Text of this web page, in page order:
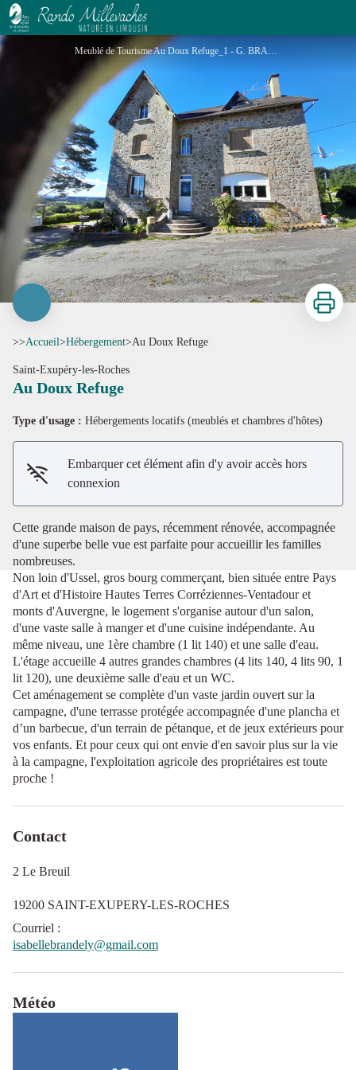
Au Doux Refuge
Meublé de Tourisme Au Doux Refuge_1 - G. BRANDELY
Voir l'image en plein écran
Imprimer
>>Accueil>Hébergement>Au Doux Refuge
Saint-Exupéry-les-Roches
Au Doux Refuge
Type d'usage : Hébergements locatifs (meublés et chambres d'hôtes)
Embarquer cet élément afin d'y avoir accès hors
connexion
Cette grande maison de pays, récemment rénovée, accompagnée
d'une superbe belle vue est parfaite pour accueillir les familles
nombreuses.
Non loin d'Ussel, gros bourg commerçant, bien située entre Pays
d'Art et d'Histoire Hautes Terres Corréziennes-Ventadour et
monts d'Auvergne, le logement s'organise autour d'un salon,
d'une vaste salle à manger et d'une cuisine indépendante. Au
même niveau, une 1ère chambre (1 lit 140) et une salle d'eau.
L'étage accueille 4 autres grandes chambres (4 lits 140, 4 lits 90, 1
lit 120), une deuxième salle d'eau et un WC.
Cet aménagement se complète d'un vaste jardin ouvert sur la
campagne, d'une terrasse protégée accompagnée d'une plancha et
d’un barbecue, d'un terrain de pétanque, et de jeux extérieurs pour
vos enfants. Et pour ceux qui ont envie d'en savoir plus sur la vie
à la campagne, l'exploitation agricole des propriétaires est toute
proche !
Contact
2 Le Breuil
19200 SAINT-EXUPERY-LES-ROCHES
Courriel :
isabellebrandely@gmail.com
Météo